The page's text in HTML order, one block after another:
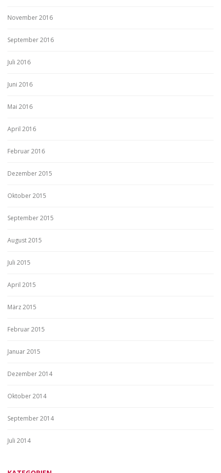
November 2016
September 2016
Juli 2016
Juni 2016
Mai 2016
April 2016
Februar 2016
Dezember 2015
Oktober 2015
September 2015
August 2015
Juli 2015
April 2015
März 2015
Februar 2015
Januar 2015
Dezember 2014
Oktober 2014
September 2014
Juli 2014